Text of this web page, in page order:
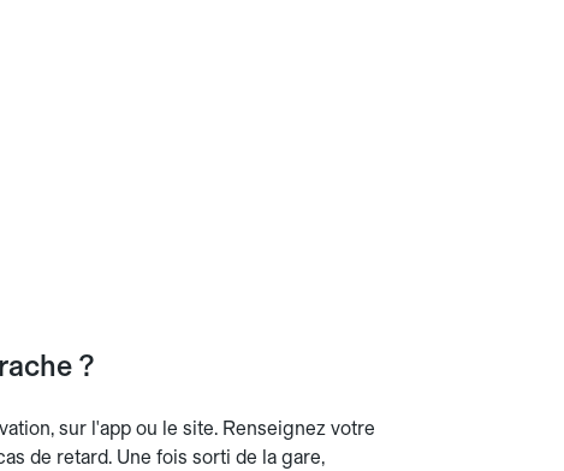
?
sur l'app ou le site. Renseignez votre
de retard. Une fois sorti de la gare,